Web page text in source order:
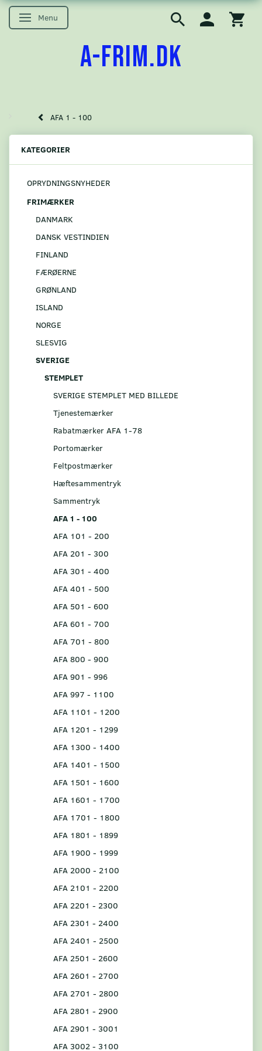
Skifte navigation
Menu
A-FRIM.DK
AFA 1 - 100
KATEGORIER
OPRYDNINGSNYHEDER
FRIMÆRKER
DANMARK
DANSK VESTINDIEN
FINLAND
FÆRØERNE
GRØNLAND
ISLAND
NORGE
SLESVIG
SVERIGE
STEMPLET
SVERIGE STEMPLET MED BILLEDE
Tjenestemærker
Rabatmærker AFA 1-78
Portomærker
Feltpostmærker
Hæftesammentryk
Sammentryk
AFA 1 - 100
AFA 101 - 200
AFA 201 - 300
AFA 301 - 400
AFA 401 - 500
AFA 501 - 600
AFA 601 - 700
AFA 701 - 800
AFA 800 - 900
AFA 901 - 996
AFA 997 - 1100
AFA 1101 - 1200
AFA 1201 - 1299
AFA 1300 - 1400
AFA 1401 - 1500
AFA 1501 - 1600
AFA 1601 - 1700
AFA 1701 - 1800
AFA 1801 - 1899
AFA 1900 - 1999
AFA 2000 - 2100
AFA 2101 - 2200
AFA 2201 - 2300
AFA 2301 - 2400
AFA 2401 - 2500
AFA 2501 - 2600
AFA 2601 - 2700
AFA 2701 - 2800
AFA 2801 - 2900
AFA 2901 - 3001
AFA 3002 - 3100